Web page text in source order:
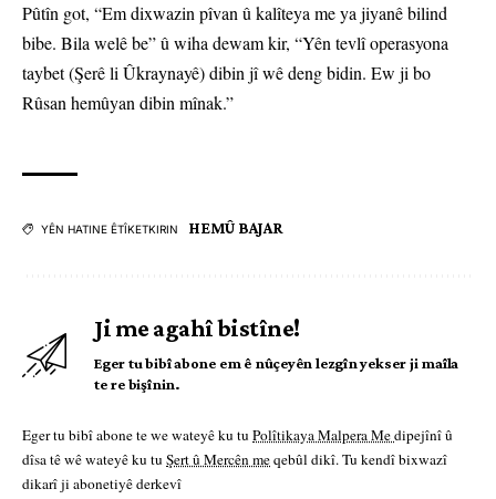
Pûtîn got, “Em dixwazin pîvan û kalîteya me ya jiyanê bilind
bibe. Bila welê be” û wiha dewam kir, “Yên tevlî operasyona
taybet (Şerê li Ûkraynayê) dibin jî wê deng bidin. Ew ji bo
Rûsan hemûyan dibin mînak.”
YÊN HATINE ÊTÎKETKIRIN HEMÛ BAJAR
Ji me agahî bistîne!
Eger tu bibî abone em ê nûçeyên lezgîn yekser ji maîla
te re bişînin.
Eger tu bibî abone te we wateyê ku tu Polîtikaya Malpera Medipejînî û
dîsa tê wê wateyê ku tu Şert û Mercên meqebûl dikî. Tu kendî bixwazî
dikarî ji abonetiyê derkevî